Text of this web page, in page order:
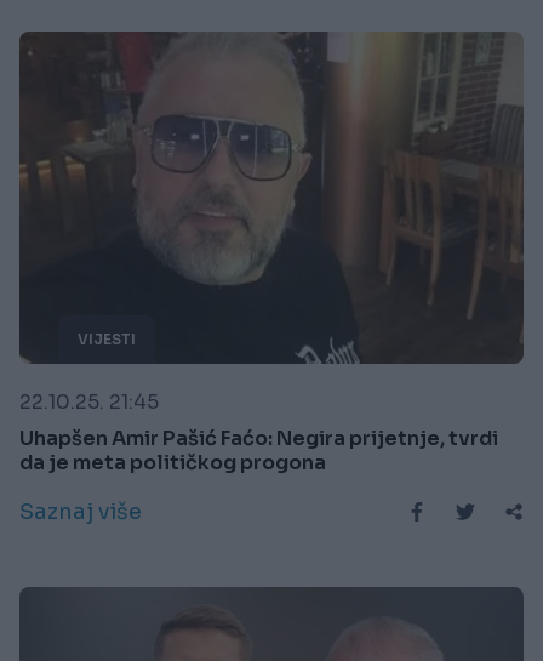
VIJESTI
22.10.25. 21:45
Uhapšen Amir Pašić Faćo: Negira prijetnje, tvrdi
da je meta političkog progona
Saznaj više